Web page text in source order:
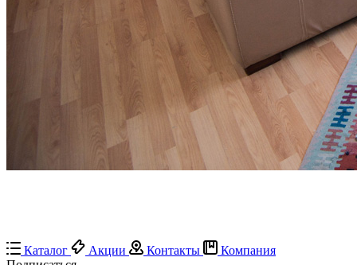
Каталог Акции Контакты
Компания